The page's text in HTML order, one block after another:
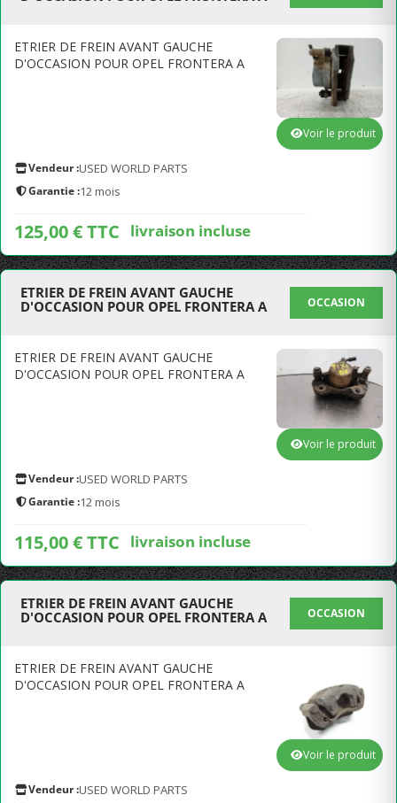
ETRIER DE FREIN AVANT GAUCHE
D'OCCASION POUR OPEL FRONTERA A
Vendeur :USED WORLD PARTS
Garantie :12 mois
125,00 € TTC livraison incluse
Voir le produit
ETRIER DE FREIN AVANT GAUCHE
D'OCCASION POUR OPEL FRONTERA A
OCCASION
ETRIER DE FREIN AVANT GAUCHE
D'OCCASION POUR OPEL FRONTERA A
Vendeur :USED WORLD PARTS
Garantie :12 mois
115,00 € TTC livraison incluse
Voir le produit
ETRIER DE FREIN AVANT GAUCHE
D'OCCASION POUR OPEL FRONTERA A
OCCASION
ETRIER DE FREIN AVANT GAUCHE
D'OCCASION POUR OPEL FRONTERA A
Vendeur :USED WORLD PARTS
Voir le produit